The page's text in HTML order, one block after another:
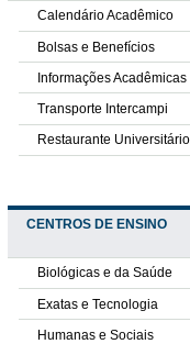
Calendário Acadêmico
Bolsas e Benefícios
Informações Acadêmicas
Transporte Intercampi
Restaurante Universitário
CENTROS DE ENSINO
Biológicas e da Saúde
Exatas e Tecnologia
Humanas e Sociais